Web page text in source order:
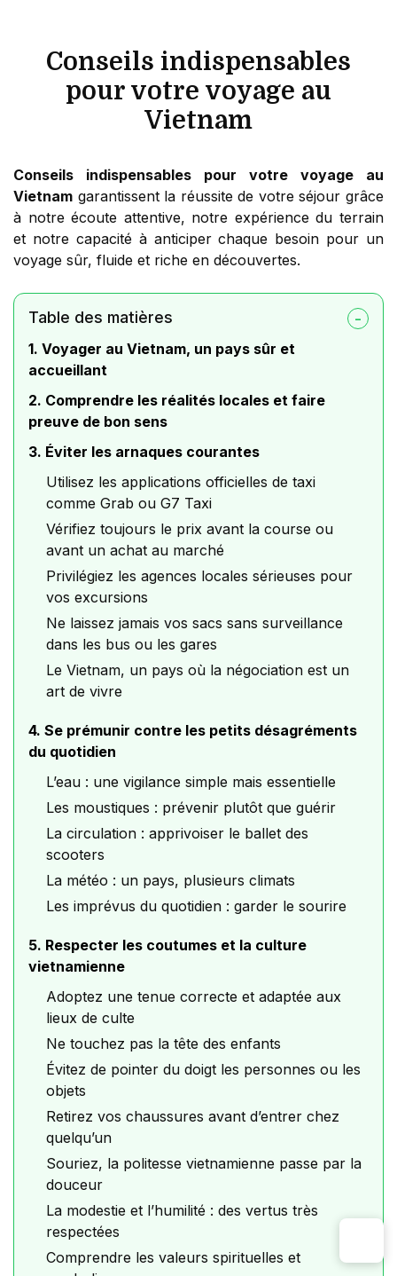
Conseils indispensables
pour votre voyage au
Vietnam
Conseils indispensables pour votre voyage au
Vietnam garantissent la réussite de votre séjour grâce
à notre écoute attentive, notre expérience du terrain
et notre capacité à anticiper chaque besoin pour un
voyage sûr, fluide et riche en découvertes.
Table des matières
1. Voyager au Vietnam, un pays sûr et
accueillant
2. Comprendre les réalités locales et faire
preuve de bon sens
3. Éviter les arnaques courantes
Utilisez les applications officielles de taxi
comme Grab ou G7 Taxi
Vérifiez toujours le prix avant la course ou
avant un achat au marché
Privilégiez les agences locales sérieuses pour
vos excursions
Ne laissez jamais vos sacs sans surveillance
dans les bus ou les gares
Le Vietnam, un pays où la négociation est un
art de vivre
4. Se prémunir contre les petits désagréments
du quotidien
L’eau : une vigilance simple mais essentielle
Les moustiques : prévenir plutôt que guérir
La circulation : apprivoiser le ballet des
scooters
La météo : un pays, plusieurs climats
Les imprévus du quotidien : garder le sourire
5. Respecter les coutumes et la culture
vietnamienne
Adoptez une tenue correcte et adaptée aux
lieux de culte
Ne touchez pas la tête des enfants
Évitez de pointer du doigt les personnes ou les
objets
Retirez vos chaussures avant d’entrer chez
quelqu’un
Souriez, la politesse vietnamienne passe par la
douceur
La modestie et l’humilité : des vertus très
respectées
Comprendre les valeurs spirituelles et